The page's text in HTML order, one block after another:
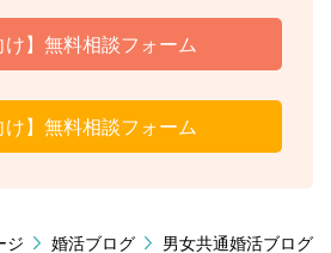
け】無料相談フォーム
け】無料相談フォーム
ジ 婚活ブログ 男女共通婚活ブログ